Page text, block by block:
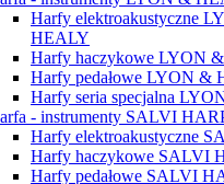
Harfy elektroakustyczne
HEALY
Harfy haczykowe LYON
Harfy pedałowe LYON &
Harfy seria specjalna
- instrumenty SALVI
Harfy elektroakustyczne
Harfy haczykowe SALVI
Harfy pedałowe SALVI